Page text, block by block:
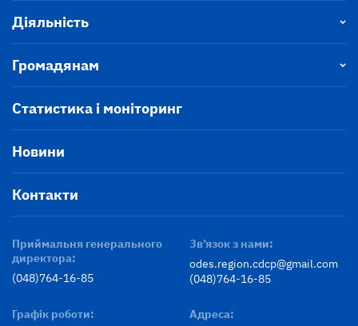
Діяльність
Громадянам
Статистика і моніторинг
Новини
Контакти
Приймальня генерального
директора:
(048)764-16-85
Зв’язок з нами:
odes.region.cdcp@gmail.com
(048)764-16-85
Графік роботи:
Адреса: